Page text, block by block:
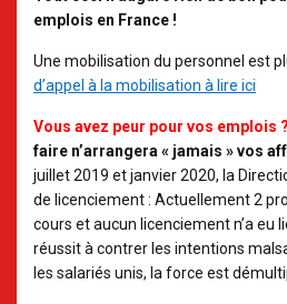
emplois en France !
Une mobilisation du personnel est
d’appel à la mobilisation à lire ici
Vous avez peur pour vos emplois ?
faire n’arrangera « jamais » vos
juillet 2019 et janvier 2020, la
de licenciement : Actuellement 2
cours et aucun licenciement n’a eu
réussit à contrer les intentions
les salariés unis, la force est